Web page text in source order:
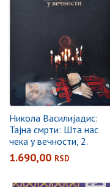
Никола Василијадис:
Тајна смрти: Шта нас
чека у вечности, 2.
допуњено издање
1.690,00 RSD